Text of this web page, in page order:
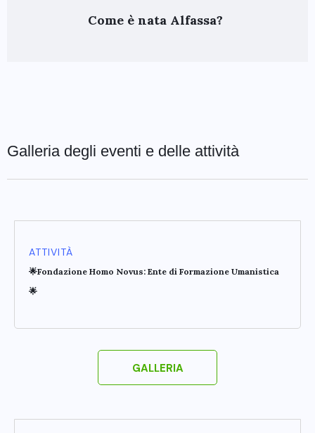
Come è nata Alfassa?
Galleria degli eventi e delle attività
ATTIVITÀ
🌟Fondazione Homo Novus: Ente di Formazione Umanistica
🌟
GALLERIA